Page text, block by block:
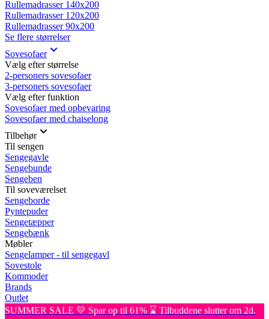
Rullemadrasser 140x200
Rullemadrasser 120x200
Rullemadrasser 90x200
Se flere størrelser
Sovesofaer
Vælg efter størrelse
2-personers sovesofaer
3-personers sovesofaer
Vælg efter funktion
Sovesofaer med opbevaring
Sovesofaer med chaiselong
Tilbehør
Til sengen
Sengegavle
Sengebunde
Sengeben
Til soveværelset
Sengeborde
Pyntepuder
Sengetæpper
Sengebænk
Møbler
Sengelamper - til sengegavl
Sovestole
Kommoder
Brands
Outlet
SUMMER SALE 💛 Spar op til 61% ⌛ Tilbuddene slutter om 2d.